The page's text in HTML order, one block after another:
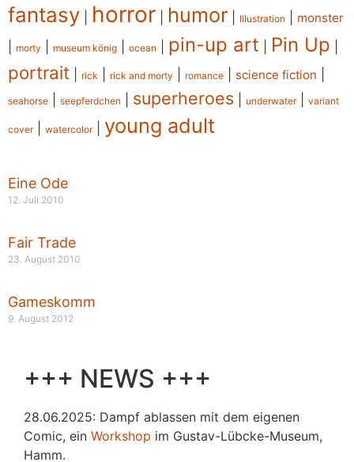
fantasy horror humor Illustration monster
morty museum könig ocean pin-up art Pin Up
portrait rick rick and morty romance science fiction
seahorse seepferdchen superheroes underwater| variant
cover| watercolor| young adult
Eine Ode
12. Juli 2010
Fair Trade
23. August 2010
Gameskomm
9. August 2012
+++ NEWS +++
28.06.2025: Dampf ablassen mit dem eigenen
Comic, ein Workshop im Gustav-Lübcke-Museum,
Hamm.